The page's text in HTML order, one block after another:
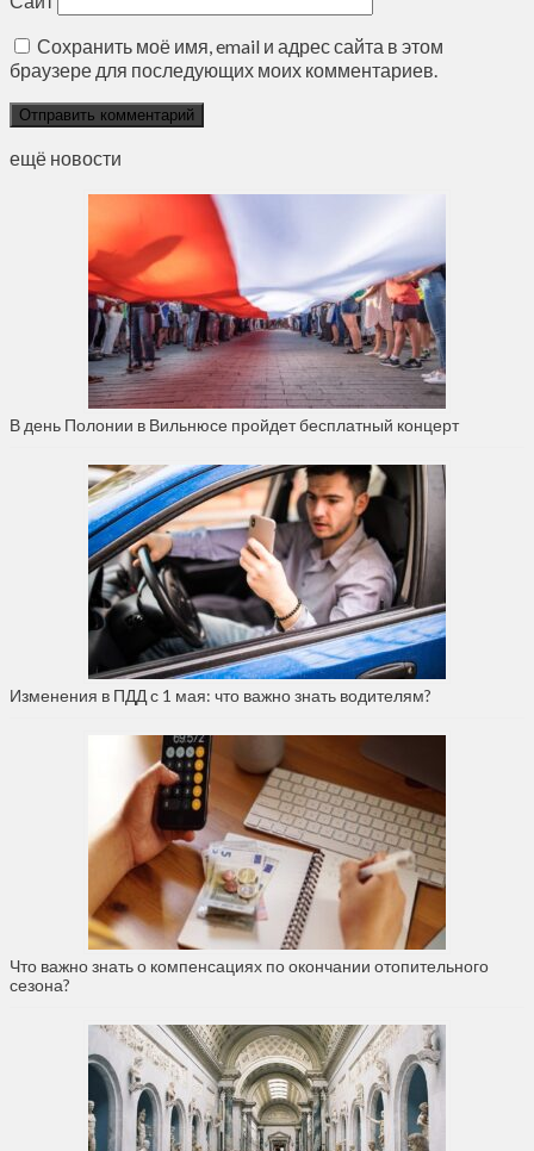
Сохранить моё имя, email и адрес сайта в этом
браузере для последующих моих комментариев.
ещё новости
В день Полонии в Вильнюсе пройдет бесплатный концерт
Изменения в ПДД с 1 мая: что важно знать водителям?
Что важно знать о компенсациях по окончании отопительного
сезона?